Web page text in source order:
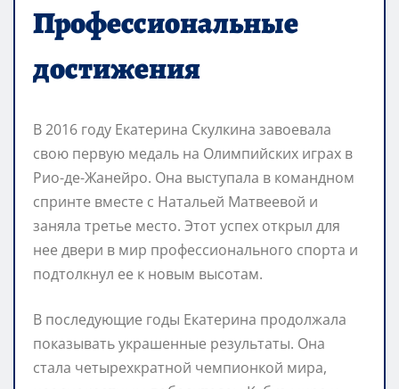
Профессиональные
достижения
В 2016 году Екатерина Скулкина завоевала
свою первую медаль на Олимпийских играх в
Рио-де-Жанейро. Она выступала в командном
спринте вместе с Натальей Матвеевой и
заняла третье место. Этот успех открыл для
нее двери в мир профессионального спорта и
подтолкнул ее к новым высотам.
В последующие годы Екатерина продолжала
показывать украшенные результаты. Она
стала четырехкратной чемпионкой мира,